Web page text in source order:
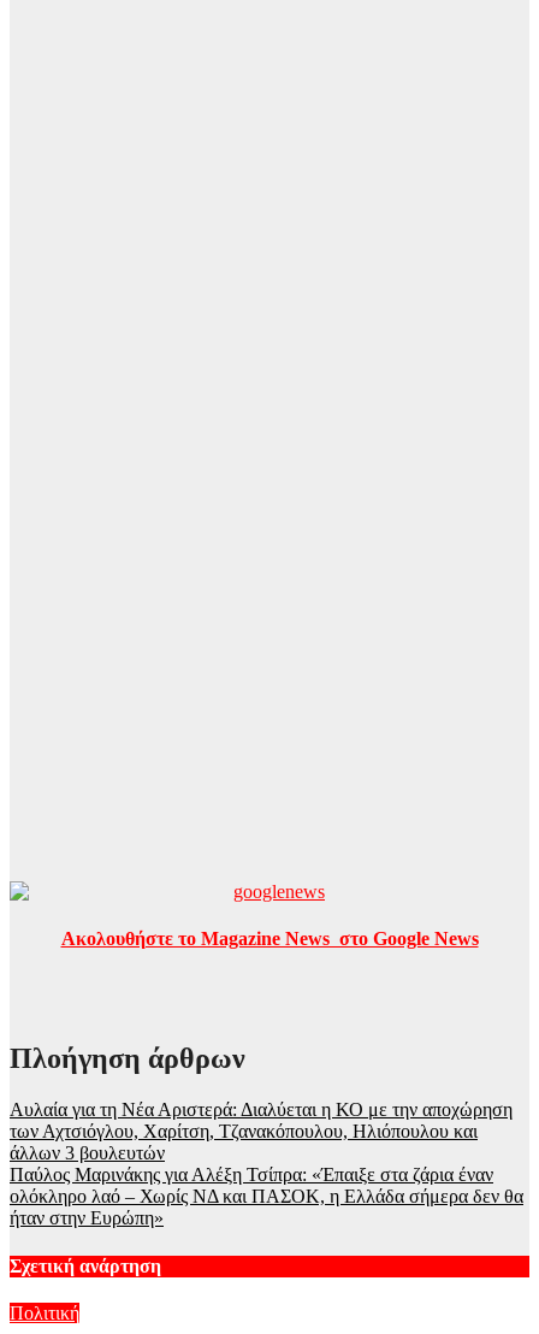
Ακολουθήστε το Magazine News στο Google News
Πλοήγηση άρθρων
Αυλαία για τη Νέα Αριστερά: Διαλύεται η ΚΟ με την αποχώρηση
των Αχτσιόγλου, Χαρίτση, Τζανακόπουλου, Ηλιόπουλου και
άλλων 3 βουλευτών
Παύλος Μαρινάκης για Αλέξη Τσίπρα: «Έπαιξε στα ζάρια έναν
ολόκληρο λαό – Χωρίς ΝΔ και ΠΑΣΟΚ, η Ελλάδα σήμερα δεν θα
ήταν στην Ευρώπη»
Σχετική ανάρτηση
Πολιτική